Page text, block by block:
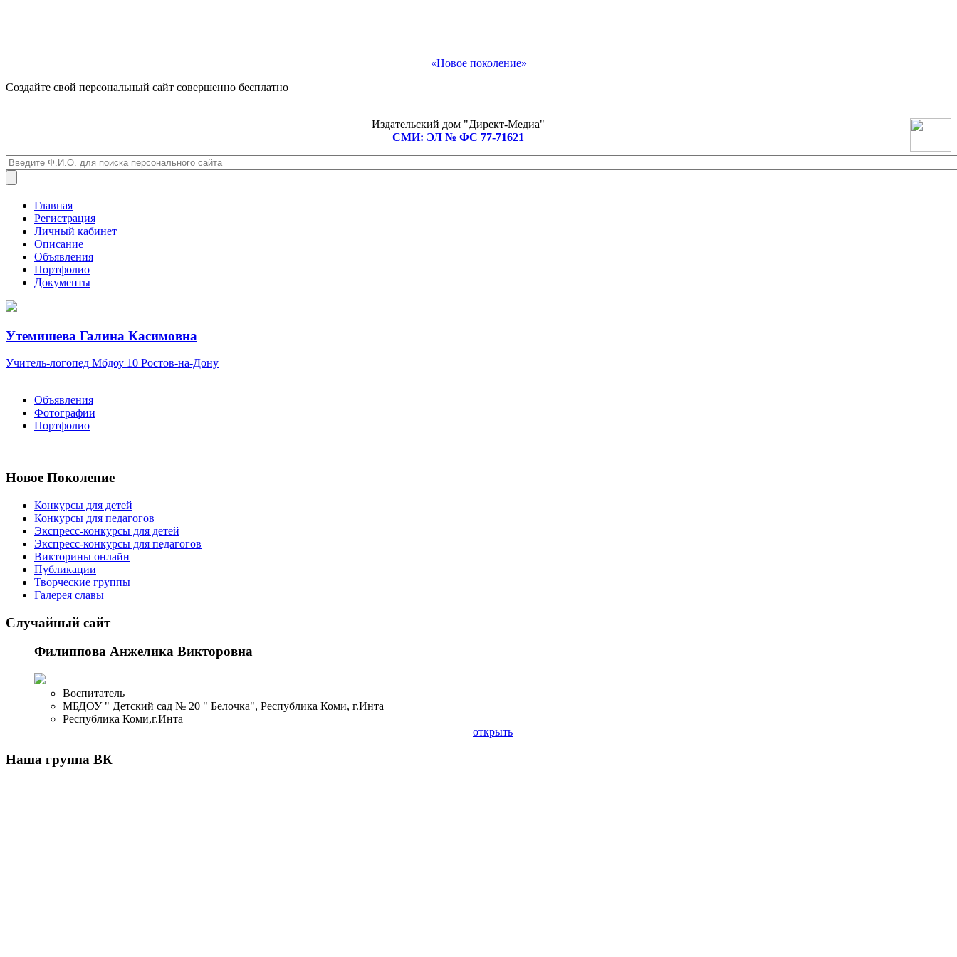
«Новое поколение»
Создайте свой персональный сайт совершенно бесплатно
Издательский дом "Директ-Медиа"
СМИ: ЭЛ № ФС 77-71621
Главная
Регистрация
Личный кабинет
Описание
Объявления
Портфолио
Документы
Утемишева Галина Касимовна
Учитель-логопед Мбдоу 10 Ростов-на-Дону
Объявления
Фотографии
Портфолио
Новое Поколение
Конкурсы для детей
Конкурсы для педагогов
Экспресс-конкурсы для детей
Экспресс-конкурсы для педагогов
Викторины онлайн
Публикации
Творческие группы
Галерея славы
Случайный сайт
Филиппова Анжелика Викторовна
Воспитатель
МБДОУ " Детский сад № 20 " Белочка", Республика Коми, г.Инта
Республика Коми,г.Инта
открыть
Наша группа ВК